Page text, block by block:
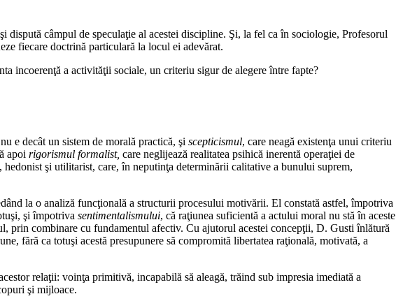
dispută câmpul de speculaţie al acestei discipline. Şi, la fel ca în sociologie, Profesorul
fiecare doctrină particulară la locul ei adevărat.
incoerenţă a activităţii sociale, un criteriu sigur de alegere între fapte?
e decât un sistem de morală practică, şi scepticismul, care neagă existenţa unui criteriu
apoi rigorismul formalist, care neglijează realitatea psihică inerentă operaţiei de
, hedonist şi utilitarist, care, în neputinţa determinării calitative a bunului suprem,
la o analiză funcţională a structurii procesului motivării. El constată astfel, împotriva
şi împotriva sentimentalismului, că raţiunea suficientă a actului moral nu stă în aceste
prin combinare cu fundamentul afectiv. Cu ajutorul acestei concepţii, D. Gusti înlătură
fără ca totuşi acestă presupunere să compromită libertatea raţională, motivată, a
relaţii: voinţa primitivă, incapabilă să aleagă, trăind sub impresia imediată a
şi mijloace.